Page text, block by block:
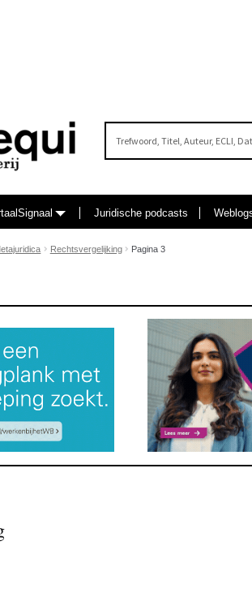
Juridische podcasts
Rechtsvergelijking Pagina 3